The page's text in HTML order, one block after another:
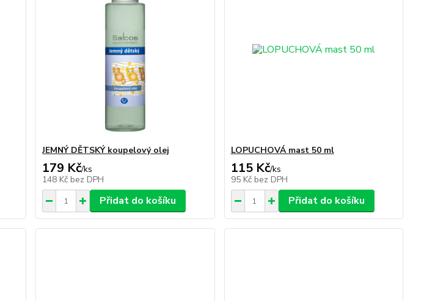
JEMNÝ DĚTSKÝ koupelový olej
179 Kč/ks
148 Kč bez DPH
Přidat do košíku
LOPUCHOVÁ mast 50 ml
115 Kč/ks
95 Kč bez DPH
Přidat do košíku